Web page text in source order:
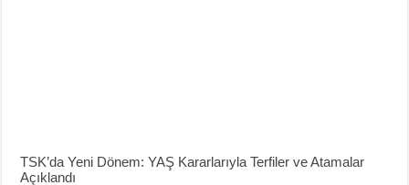
TSK’da Yeni Dönem: YAŞ Kararlarıyla Terfiler ve Atamalar
Açıklandı